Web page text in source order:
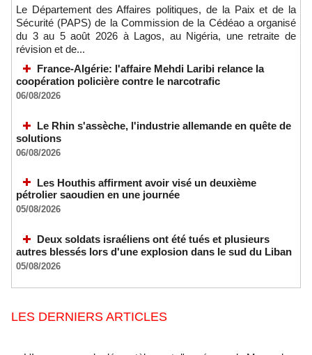
Le Département des Affaires politiques, de la Paix et de la
Sécurité (PAPS) de la Commission de la Cédéao a organisé
du 3 au 5 août 2026 à Lagos, au Nigéria, une retraite de
révision et de...
France-Algérie: l'affaire Mehdi Laribi relance la
coopération policière contre le narcotrafic
06/08/2026
Le Rhin s'assèche, l'industrie allemande en quête de
solutions
06/08/2026
Les Houthis affirment avoir visé un deuxième
pétrolier saoudien en une journée
05/08/2026
Deux soldats israéliens ont été tués et plusieurs
autres blessés lors d'une explosion dans le sud du Liban
05/08/2026
LES DERNIERS ARTICLES